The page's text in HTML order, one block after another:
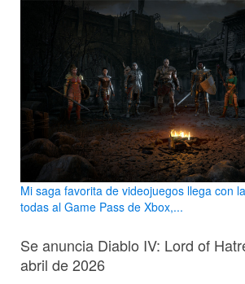
Mi saga favorita de videojuegos llega con
todas al Game Pass de Xbox,...
Se anuncia Diablo IV: Lord of
abril de 2026